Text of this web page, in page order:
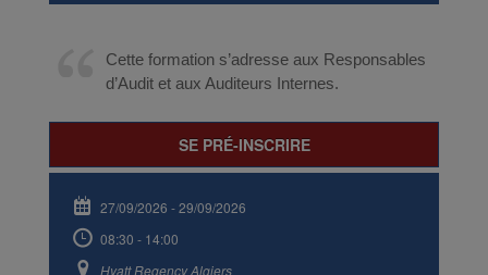
Cette formation s’adresse aux Responsables
d’Audit et aux Auditeurs Internes.
SE PRÉ-INSCRIRE
27/09/2026 -29/09/2026
08:30 - 14:00
Hyatt Regency Algiers